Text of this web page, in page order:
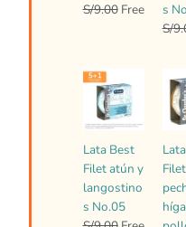
S/9.00 Free
s
S/
Lata Best
Filet atún y
langostino
s No.05
precio
original
S/9.00.
precio
actual
Free.
Filet